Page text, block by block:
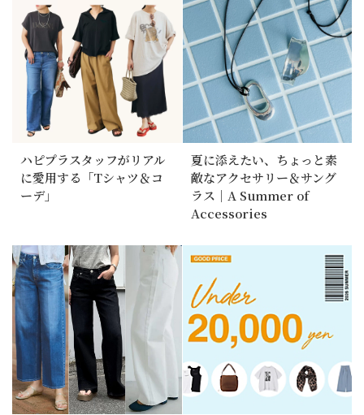
ハピプラスタッフがリアル
に愛用する「Tシャツ＆コ
ーデ」
夏に添えたい、ちょっと素
敵なアクセサリー＆サング
ラス｜A Summer of
Accessories